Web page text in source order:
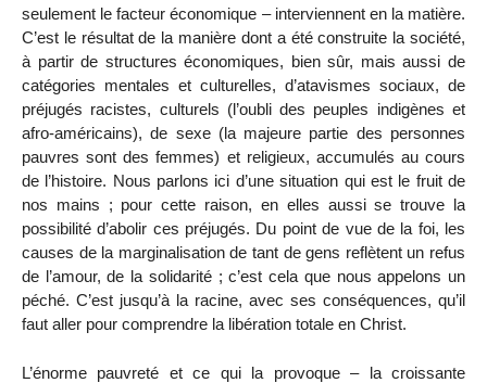
seulement le facteur économique – interviennent en la matière.
C’est le résultat de la manière dont a été construite la société,
à partir de structures économiques, bien sûr, mais aussi de
catégories mentales et culturelles, d’atavismes sociaux, de
préjugés racistes, culturels (l’oubli des peuples indigènes et
afro-américains), de sexe (la majeure partie des personnes
pauvres sont des femmes) et religieux, accumulés au cours
de l’histoire. Nous parlons ici d’une situation qui est le fruit de
nos mains ; pour cette raison, en elles aussi se trouve la
possibilité d’abolir ces préjugés. Du point de vue de la foi, les
causes de la marginalisation de tant de gens reflètent un refus
de l’amour, de la solidarité ; c’est cela que nous appelons un
péché. C’est jusqu’à la racine, avec ses conséquences, qu’il
faut aller pour comprendre la libération totale en Christ.
L’énorme pauvreté et ce qui la provoque – la croissante